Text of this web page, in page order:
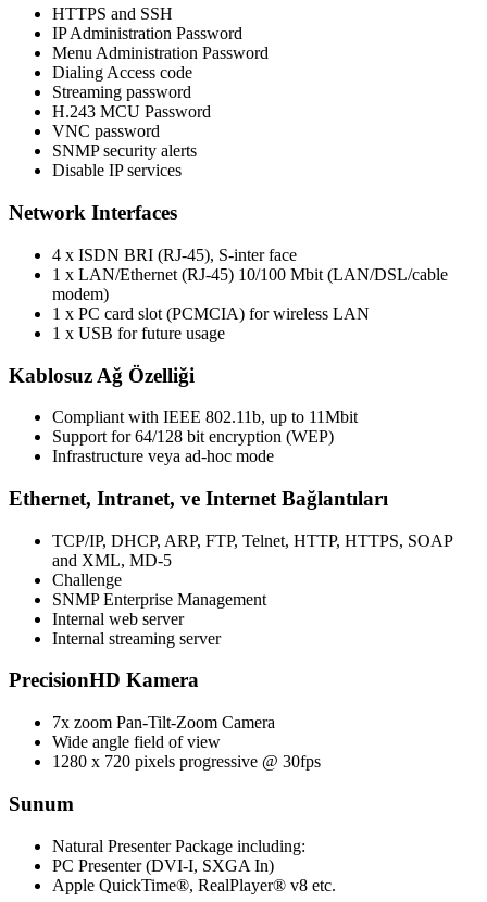
HTTPS and SSH
IP Administration Password
Menu Administration Password
Dialing Access code
Streaming password
H.243 MCU Password
VNC password
SNMP security alerts
Disable IP services
Network Interfaces
4 x ISDN BRI (RJ-45), S-inter face
1 x LAN/Ethernet (RJ-45) 10/100 Mbit (LAN/DSL/cable
modem)
1 x PC card slot (PCMCIA) for wireless LAN
1 x USB for future usage
Kablosuz Ağ Özelliği
Compliant with IEEE 802.11b, up to 11Mbit
Support for 64/128 bit encryption (WEP)
Infrastructure veya ad-hoc mode
Ethernet, Intranet, ve Internet Bağlantıları
TCP/IP, DHCP, ARP, FTP, Telnet, HTTP, HTTPS, SOAP
and XML, MD-5
Challenge
SNMP Enterprise Management
Internal web server
Internal streaming server
PrecisionHD Kamera
7x zoom Pan-Tilt-Zoom Camera
Wide angle field of view
1280 x 720 pixels progressive @ 30fps
Sunum
Natural Presenter Package including:
PC Presenter (DVI-I, SXGA In)
Apple QuickTime®, RealPlayer® v8 etc.